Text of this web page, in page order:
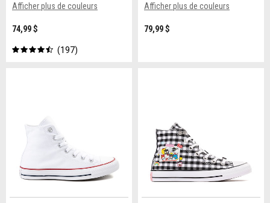
Afficher plus de couleurs
74,99 $
197
Afficher plus de couleurs
79,99 $